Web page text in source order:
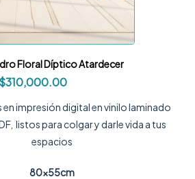
Floral Díptico Atardecer
$310,000.00
en impresión digital en vinilo laminado
listos para colgar y darle vida a tus
espacios
80x55cm